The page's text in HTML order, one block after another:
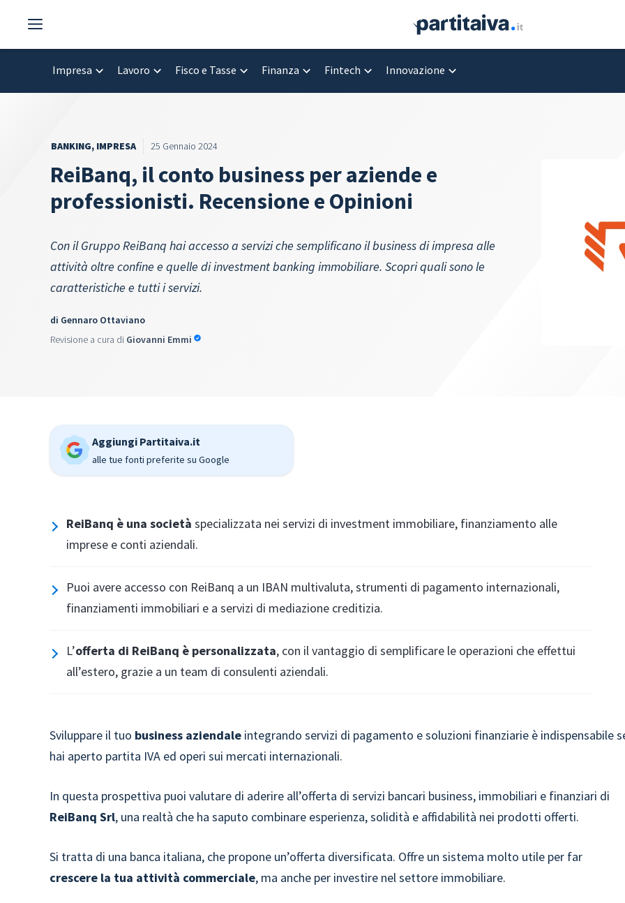
contenuto
Impresa Lavoro Fisco e Tasse Finanza Fintech Innovazione
BANKING, IMPRESA 25 Gennaio 2024
ReiBanq, il conto business per aziende e
professionisti. Recensione e Opinioni
Con il Gruppo ReiBanq hai accesso a servizi che semplificano il business di impresa alle
attività oltre confine e quelle di investment banking immobiliare. Scopri quali sono le
caratteristiche e tutti i servizi.
di Gennaro Ottaviano
Revisione a cura di Giovanni Emmi
Aggiungi Partitaiva.it
alle tue fonti preferite su Google
ReiBanq è una società specializzata nei servizi di investment immobiliare, finanziamento alle
imprese e conti aziendali.
Puoi avere accesso con ReiBanq a un IBAN multivaluta, strumenti di pagamento internazionali,
finanziamenti immobiliari e a servizi di mediazione creditizia.
L’offerta di ReiBanq è personalizzata, con il vantaggio di semplificare le operazioni che effettui
all’estero, grazie a un team di consulenti aziendali.
Sviluppare il tuo business aziendale integrando servizi di pagamento e soluzioni finanziarie è indispensabile
hai aperto partita IVA ed operi sui mercati internazionali.
In questa prospettiva puoi valutare di aderire all’offerta di servizi bancari business, immobiliari e finanziari di
ReiBanq Srl, una realtà che ha saputo combinare esperienza, solidità e affidabilità nei prodotti offerti.
Si tratta di una banca italiana, che propone un’offerta diversificata. Offre un sistema molto utile per far
crescere la tua attività commerciale, ma anche per investire nel settore immobiliare.